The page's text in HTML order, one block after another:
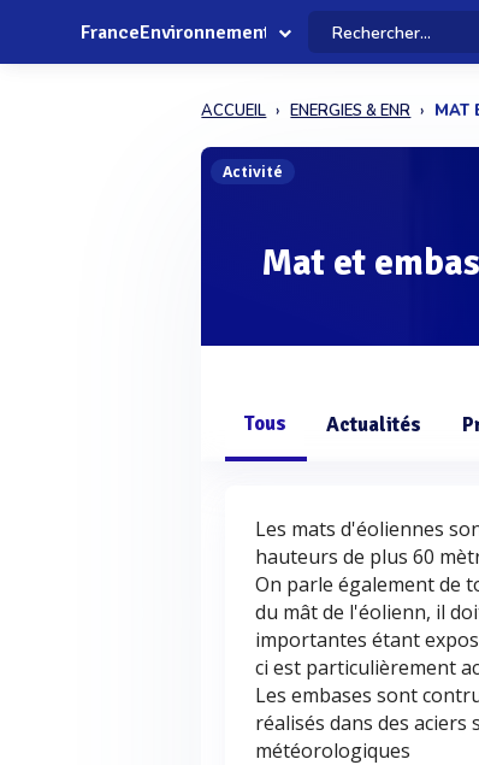
FranceEnvironnement
ACCUEIL ENERGIES & ENR MAT
Activité
Mat et
Tous Actualités
Les mats d'éoliennes
hauteurs de plus 60
On parle également de
du mât de l'éolienn, il
importantes étant
ci est particulièrement
Les embases sont
réalisés dans des
météorologiques